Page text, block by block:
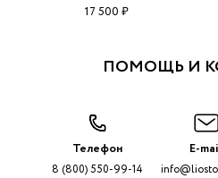
17 500 ₽
ПОМОЩЬ И
Телефон
8 (800) 550-99-14
E-